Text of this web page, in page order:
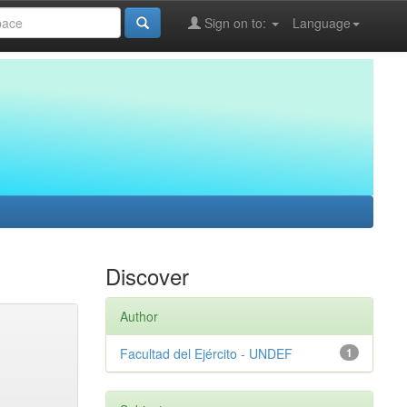
Language
Sign on to:
Discover
Author
1
Facultad del Ejército - UNDEF